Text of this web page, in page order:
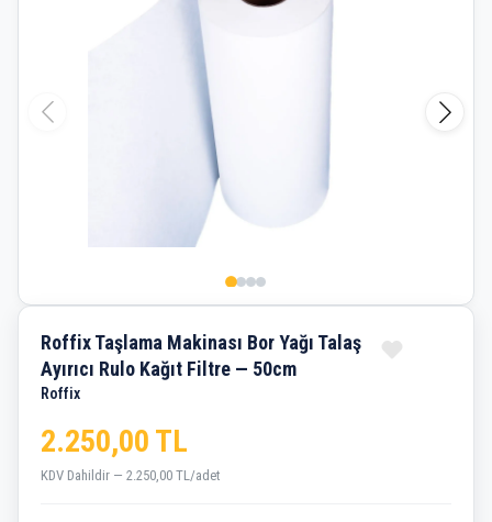
Roffix Taşlama Makinası Bor Yağı Talaş
Ayırıcı Rulo Kağıt Filtre — 50cm
Roffix
2.250,00 TL
KDV Dahildir — 2.250,00 TL/adet